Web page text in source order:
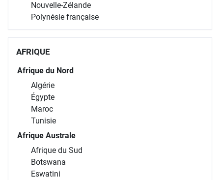
Nouvelle-Zélande
Polynésie française
AFRIQUE
Afrique du Nord
Algérie
Égypte
Maroc
Tunisie
Afrique Australe
Afrique du Sud
Botswana
Eswatini